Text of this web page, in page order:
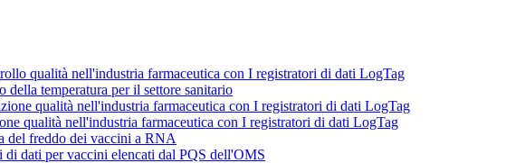
qualità nell'industria farmaceutica con I registratori di dati LogTag
della temperatura per il settore sanitario
qualità nell'industria farmaceutica con I registratori di dati LogTag
qualità nell'industria farmaceutica con I registratori di dati LogTag
del freddo dei vaccini a RNA
di dati per vaccini elencati dal PQS dell'OMS